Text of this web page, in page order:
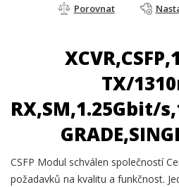
Porovnat
TX/
RX,SM,1.25Gbit/
CSFP Modul schválen společností
požadavků na kvalitu a funkčnost.